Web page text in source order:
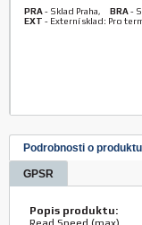
PRA- Sklad Praha, BRA-
EXT - Externí sklad: Pro
Podrobnosti o produktu
GPSR
Popis produktu: